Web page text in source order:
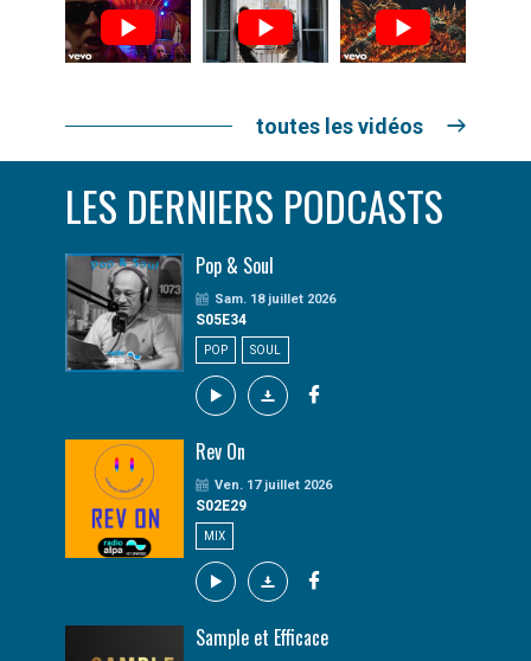
toutes les vidéos
LES DERNIERS PODCASTS
Pop & Soul
Sam. 18 juillet 2026
S05E34
POP SOUL
Rev On
Ven. 17 juillet 2026
S02E29
MIX
Sample et Efficace